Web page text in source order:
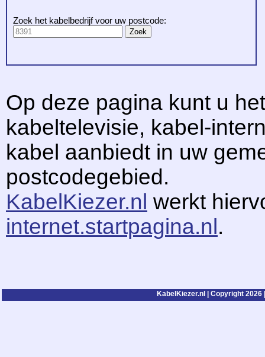
Zoek het kabelbedrijf voor uw postcode:
Op deze pagina kunt u
kabeltelevisie, kabel-
kabel aanbiedt in uw
postcodegebied.
KabelKiezer.nl werkt
internet.startpagina.nl.
KabelKiezer.nl | Copyright 2026